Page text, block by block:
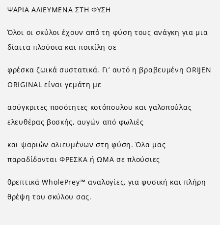
ΨΑΡΙΑ ΑΛΙΕΥΜΕΝΑ ΣΤΗ ΦΥΣΗ
Όλοι οι σκύλοι έχουν από τη φύση τους ανάγκη για μια
δίαιτα πλούσια και ποικίλη σε
φρέσκα ζωικά συστατικά. Γι’ αυτό η βραβευμένη ORIJEN
ORIGINAL είναι γεμάτη με
ασύγκριτες ποσότητες κοτόπουλου και γαλοπούλας
ελευθέρας βοσκής, αυγών από φωλιές
και ψαριών αλιευμένων στη φύση. Όλα μας
παραδίδονται ΦΡΕΣΚΑ ή ΩΜΑ σε πλούσιες
θρεπτικά WholePrey™ αναλογίες, για φυσική και πλήρη
θρέψη του σκύλου σας.